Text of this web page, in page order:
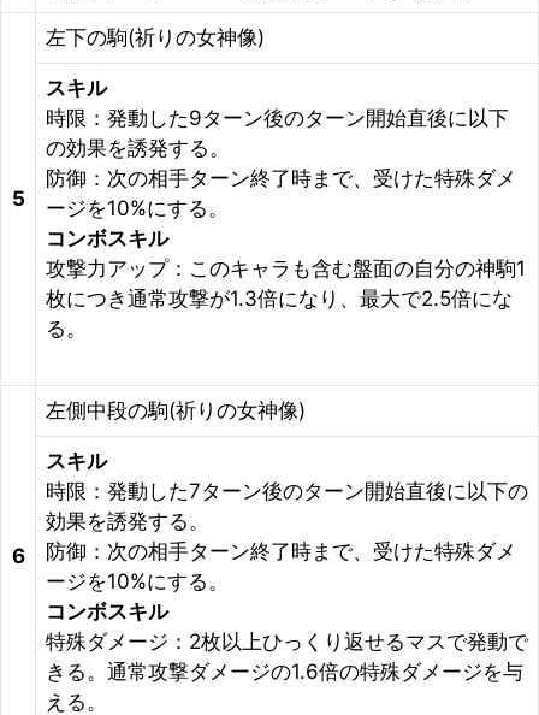
5
左下の駒(祈りの女神像)
スキル
時限：発動した9ターン後のターン開始直後に以下
の効果を誘発する。
防御：次の相手ターン終了時まで、受けた特殊ダメ
ージを10%にする。
コンボスキル
攻撃力アップ：このキャラも含む盤面の自分の神駒1
枚につき通常攻撃が1.3倍になり、最大で2.5倍にな
る。
6
左側中段の駒(祈りの女神像)
スキル
時限：発動した7ターン後のターン開始直後に以下の
効果を誘発する。
防御：次の相手ターン終了時まで、受けた特殊ダメ
ージを10%にする。
コンボスキル
特殊ダメージ：2枚以上ひっくり返せるマスで発動で
きる。通常攻撃ダメージの1.6倍の特殊ダメージを与
える。